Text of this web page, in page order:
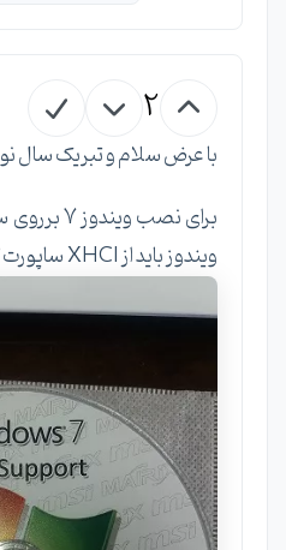
2
با عرض سلام و تبریک سال نو
ویندوز باید از XHCI ساپورت کند